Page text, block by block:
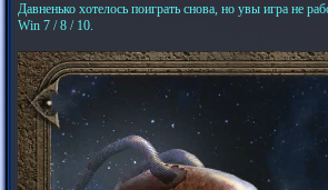
Давненько хотелось поиграть снова, но увы игра не
Win 7 / 8 / 10.